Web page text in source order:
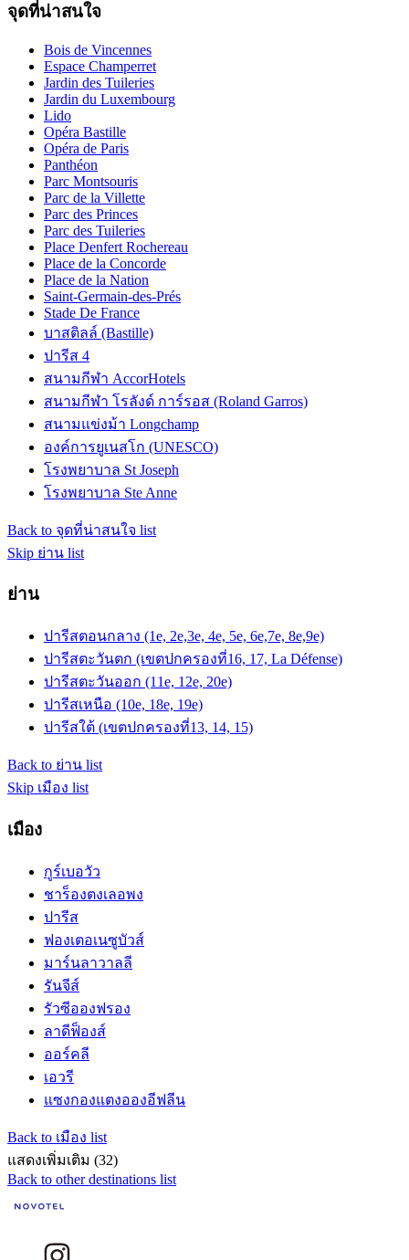
จุดที่น่าสนใจ
Bois de Vincennes
Espace Champerret
Jardin des Tuileries
Jardin du Luxembourg
Lido
Opéra Bastille
Opéra de Paris
Panthéon
Parc Montsouris
Parc de la Villette
Parc des Princes
Parc des Tuileries
Place Denfert Rochereau
Place de la Concorde
Place de la Nation
Saint-Germain-des-Prés
Stade De France
บาสติลล์ (Bastille)
ปารีส 4
สนามกีฬา AccorHotels
สนามกีฬา โรลังด์ การ์รอส (Roland Garros)
สนามแข่งม้า Longchamp
องค์การยูเนสโก (UNESCO)
โรงพยาบาล St Joseph
โรงพยาบาล Ste Anne
Back to จุดที่น่าสนใจ list
Skip ย่าน list
ย่าน
ปารีสตอนกลาง (1e, 2e,3e, 4e, 5e, 6e,7e, 8e,9e)
ปารีสตะวันตก (เขตปกครองที่16, 17, La Défense)
ปารีสตะวันออก (11e, 12e, 20e)
ปารีสเหนือ (10e, 18e, 19e)
ปารีสใต้ (เขตปกครองที่13, 14, 15)
Back to ย่าน list
Skip เมือง list
เมือง
กูร์เบอวัว
ชาร็องตงเลอพง
ปารีส
ฟองเตอเนซูบัวส์
มาร์นลาวาลลี
รันจีส์
รัวซีอองฟรอง
ลาดีฟ็องส์
ออร์คลี
เอวรี
แซงกองแตงอองอีฟลีน
Back to เมือง list
แสดงเพิ่มเติม (32)
Back to other destinations list